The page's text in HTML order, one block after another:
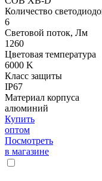
Количество
6
Световой поток, Лм
1260
Цветовая температура
6000 K
Класс защиты
IP67
Материал корпуса
алюминий
Купить
оптом
Посмотреть
в магазине